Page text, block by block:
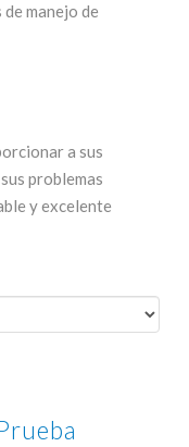
manejo de
a sus
problemas
y excelente